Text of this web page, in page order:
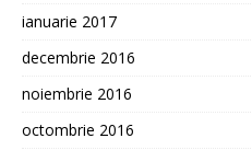
ianuarie 2017
decembrie 2016
noiembrie 2016
octombrie 2016